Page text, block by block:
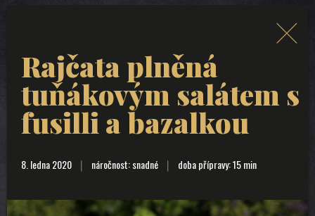
Rajčata plněná
tuňákovým salátem s
fusilli a bazalkou
8. ledna 2020 náročnost: snadné doba přípravy: 15 min